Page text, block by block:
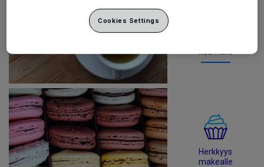
kuumalle
Herkkyys
makealle
Cookies Settings